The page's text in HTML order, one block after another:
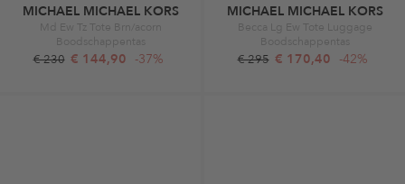
MICHAEL MICHAEL KORS
Md Ew Tz Tote Brn/acorn
Boodschappentas
€ 230 € 144,90 -37%
MICHAEL MICHAEL KORS
Becca Lg Ew Tote Luggage
Boodschappentas
€ 295 € 170,40 -42%